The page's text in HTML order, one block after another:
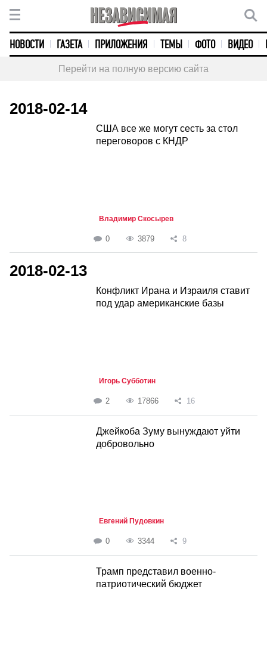
НОВОСТИ ГАЗЕТА ПРИЛОЖЕНИЯ ТЕМЫ ФОТО ВИДЕО
Перейти на полную версию сайта
2018-02-14
США все же могут сесть за стол
переговоров с КНДР
Владимир Скосырев
0 3879 8
2018-02-13
Конфликт Ирана и Израиля ставит
под удар американские базы
Игорь Субботин
2 17866 16
Джейкоба Зуму вынуждают уйти
добровольно
Евгений Пудовкин
0 3344 9
Трамп представил военно-
патриотический бюджет